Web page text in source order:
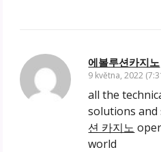
에볼루션카지노
9 května, 2022
all the
solutions
션 카지노
world